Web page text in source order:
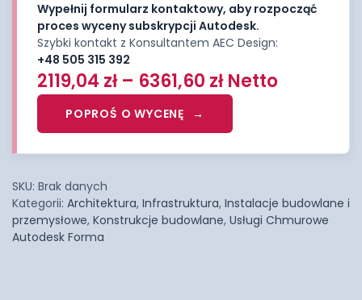
Wypełnij formularz kontaktowy, aby rozpocząć
proces wyceny subskrypcji Autodesk.
Szybki kontakt z Konsultantem AEC Design:
+48 505 315 392
2119,04 zł – 6361,60 zł Netto
POPROŚ O WYCENĘ
SKU: Brak danych
Kategorii: Architektura, Infrastruktura, Instalacje budowlane i
przemysłowe, Konstrukcje budowlane, Usługi Chmurowe
Autodesk Forma